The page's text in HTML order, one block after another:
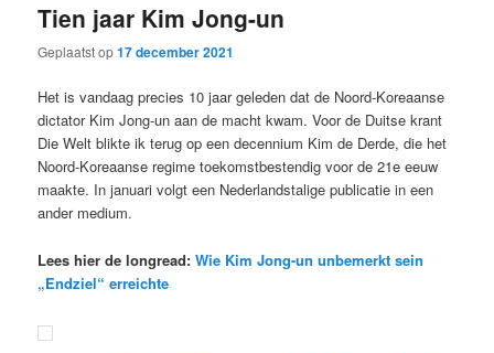
Tien jaar Kim Jong-un
Geplaatst op17 december 2021
Het is vandaag precies 10 jaar geleden dat de Noord-Koreaanse
dictator Kim Jong-un aan de macht kwam. Voor de Duitse krant
Die Welt blikte ik terug op een decennium Kim de Derde, die het
Noord-Koreaanse regime toekomstbestendig voor de 21e eeuw
maakte. In januari volgt een Nederlandstalige publicatie in een
ander medium.
Lees hier de longread:Wie Kim Jong-un unbemerkt sein
„Endziel“ erreichte